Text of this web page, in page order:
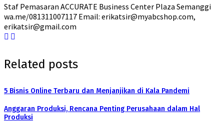
Staf Pemasaran ACCURATE Business Center Plaza Semanggi
wa.me/081311007117 Email: erikatsir@myabcshop.com,
erikatsir@gmail.com
Related posts
5 Bisnis Online Terbaru dan Menjanjikan di Kala Pandemi
Anggaran Produksi, Rencana Penting Perusahaan dalam Hal
Produksi